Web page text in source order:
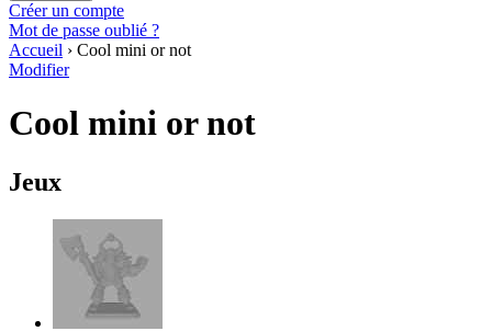
Créer un compte
Mot de passe oublié ?
Accueil › Cool mini or not
Modifier
Cool mini or not
Jeux